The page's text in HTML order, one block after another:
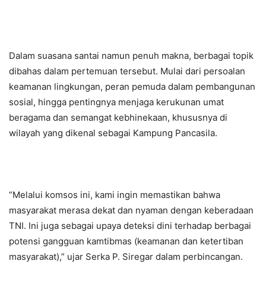
Dalam suasana santai namun penuh makna, berbagai topik
dibahas dalam pertemuan tersebut. Mulai dari persoalan
keamanan lingkungan, peran pemuda dalam pembangunan
sosial, hingga pentingnya menjaga kerukunan umat
beragama dan semangat kebhinekaan, khususnya di
wilayah yang dikenal sebagai Kampung Pancasila.
“Melalui komsos ini, kami ingin memastikan bahwa
masyarakat merasa dekat dan nyaman dengan keberadaan
TNI. Ini juga sebagai upaya deteksi dini terhadap berbagai
potensi gangguan kamtibmas (keamanan dan ketertiban
masyarakat),” ujar Serka P. Siregar dalam perbincangan.